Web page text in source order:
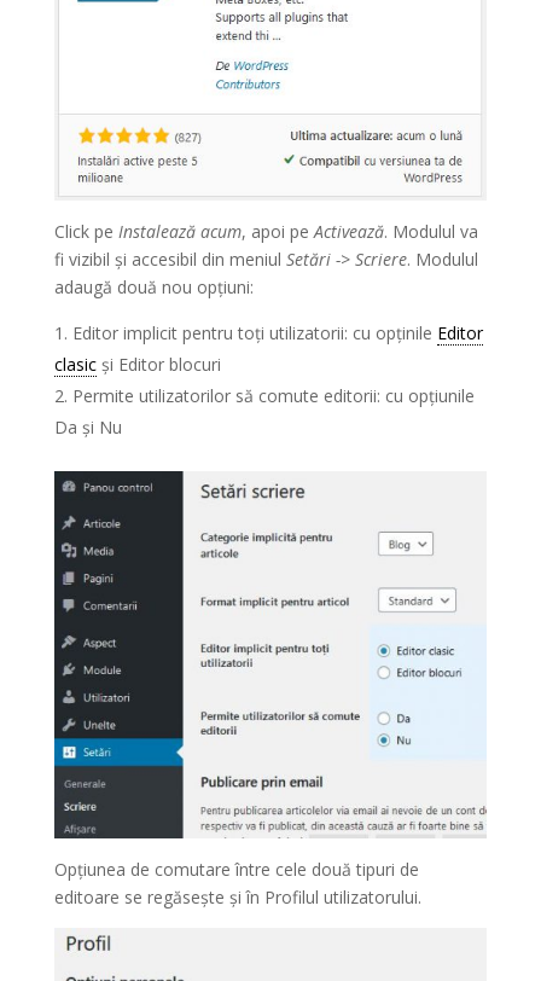
Click pe Instalează acum, apoi pe Activează. Modulul va
fi vizibil și accesibil din meniul Setări -> Scriere. Modulul
adaugă două nou opțiuni:
Editor implicit pentru toți utilizatorii: cu opținile Editor
clasicși Editor blocuri
Permite utilizatorilor să comute editorii: cu opțiunile
Da și Nu
Opțiunea de comutare între cele două tipuri de
editoare se regăsește și în Profilul utilizatorului.